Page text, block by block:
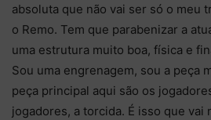
absoluta que não vai ser só o meu
o Remo. Tem que parabenizar a
uma estrutura muito boa, física e
Sou uma engrenagem, sou a peça
peça principal aqui são os
jogadores, a torcida. É isso que vai